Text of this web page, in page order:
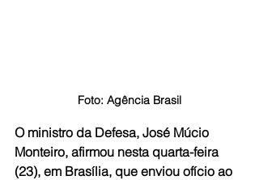
Foto: Agência Brasil
O ministro da Defesa, José Múcio
Monteiro, afirmou nesta quarta-feira
(23), em Brasília, que enviou ofício ao